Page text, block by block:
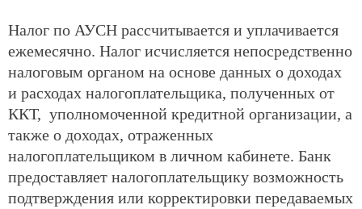
Налог по АУСН рассчитывается и уплачивается
ежемесячно. Налог исчисляется непосредственно
налоговым органом на основе данных о доходах
и расходах налогоплательщика, полученных от
ККТ, уполномоченной кредитной организации, а
также о доходах, отраженных
налогоплательщиком в личном кабинете. Банк
предоставляет налогоплательщику возможность
подтверждения или корректировки передаваемых